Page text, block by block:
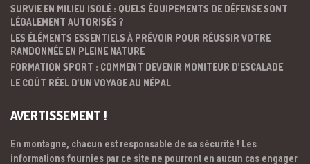
SURVIE EN MILIEU ISOLÉ : QUELS ÉQUIPEMENTS DE DÉFENSE SONT
LÉGALEMENT AUTORISÉS ?
LES ÉLÉMENTS ESSENTIELS À PRÉVOIR POUR RÉUSSIR VOTRE
RANDONNÉE EN PLEINE NATURE
FORMATION SPORT : COMMENT DEVENIR MONITEUR D’ESCALADE
LE COÛT RÉEL D’UN VOYAGE AU NÉPAL
AVERTISSEMENT !
En montagne, chacun est responsable de sa sécurité ! Les
informations fournies par ce site ne pourront en aucun cas engager